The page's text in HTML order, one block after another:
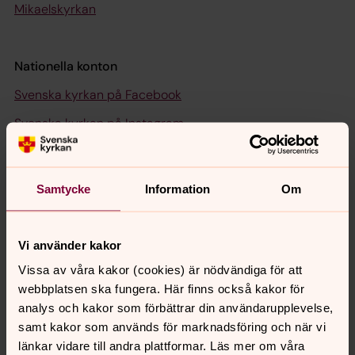
Samtycke Information Om
Vi använder kakor
Vissa av våra kakor (cookies) är nödvändiga för att
webbplatsen ska fungera. Här finns också kakor för
analys och kakor som förbättrar din användarupplevelse,
samt kakor som används för marknadsföring och när vi
länkar vidare till andra plattformar. Läs mer om våra
Mikaelskyrkan
Nationella konton
Svenska kyrkan på Facebook
Svenska kyrkan på Instagram
Svenska kyrkan på Threads
Synpunkter eller frågor på sidans
innehåll?
bodens.pastorat@svenskakyrkan.se
Dela